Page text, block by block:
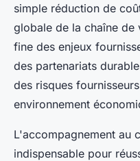
simple réduction de
globale de la chaîne de
fine des enjeux
des partenariats
des risques
environnement
L'accompagnement au
indispensable pour